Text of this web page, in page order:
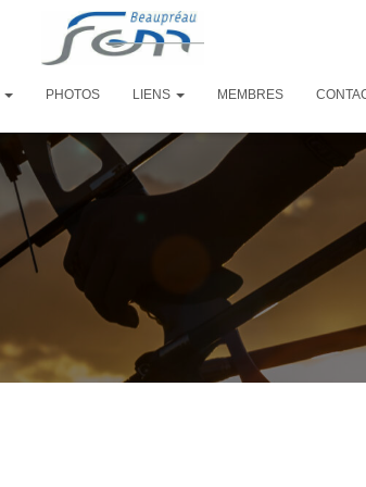
PHOTOS LIENS MEMBRES